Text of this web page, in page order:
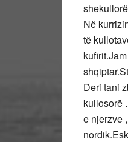
Në
të
Deri tani
kullosorë
e njerzve